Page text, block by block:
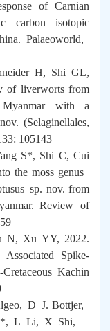
of Carnian
carbon isotopic
Palaeoworld,
H, Shi GL,
of liverworts from
Myanmar with a
(Selaginellales,
105143
S*, Shi C, Cui
the moss genus
sp. nov. from
Review of
N, Xu YY, 2022.
Spike-
Kachin
D J. Bottjer,
*, L Li, X Shi,